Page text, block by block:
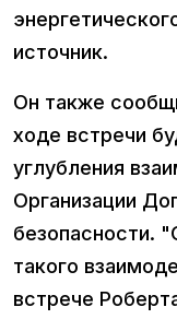
источник.
Он также
ходе встречи
углубления
Организации
безопасности.
такого
встрече